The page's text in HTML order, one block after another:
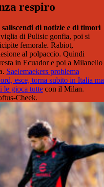
respiro
di notizie e di timori
di Pulisic gonfia, poi si
femorale. Rabiot,
al polpaccio. Quindi
in Ecuador e poi a Milanello
Saelemaekers problema
esce, torna subito in Italia ma
le gioca tutte con il Milan.
Cheek.